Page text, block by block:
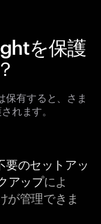
を保護
有すると、さま
れます。
要のセットアッ
アップによ
が管理できま